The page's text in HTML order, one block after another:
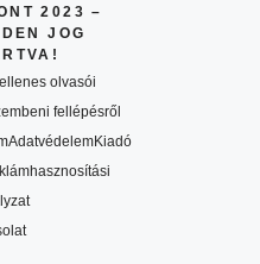
2023 –
JOG
olvasói
fellépésről
AdatvédelemKiadó